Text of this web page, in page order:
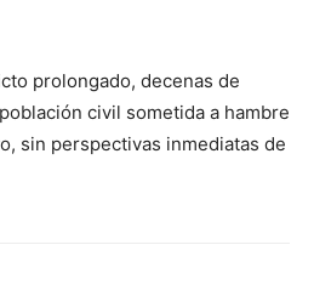
prolongado, decenas de
civil sometida a hambre
sin perspectivas inmediatas de